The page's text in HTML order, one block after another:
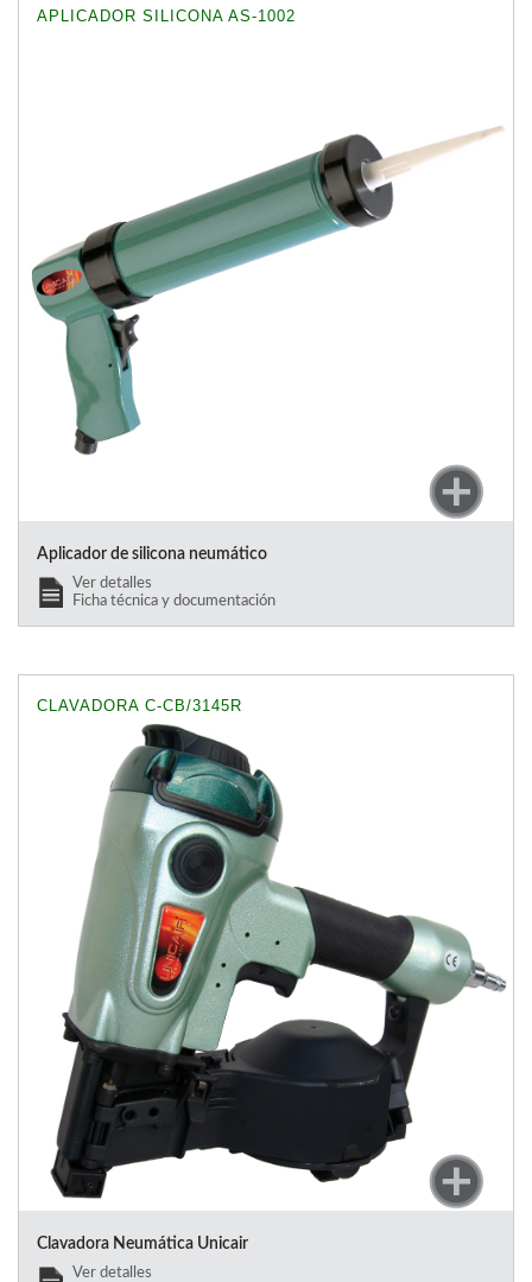
APLICADOR SILICONA AS-1002
Aplicador de silicona neumático
Ver detalles
Ficha técnica y documentación
CLAVADORA C-CB/3145R
Clavadora Neumática Unicair
Ver detalles